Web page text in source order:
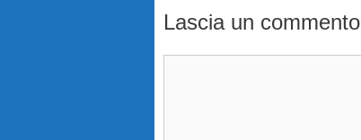
Lascia un commento